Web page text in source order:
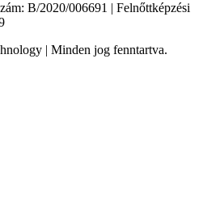
B/2020/006691 | Felnőttképzési
| Minden jog fenntartva.